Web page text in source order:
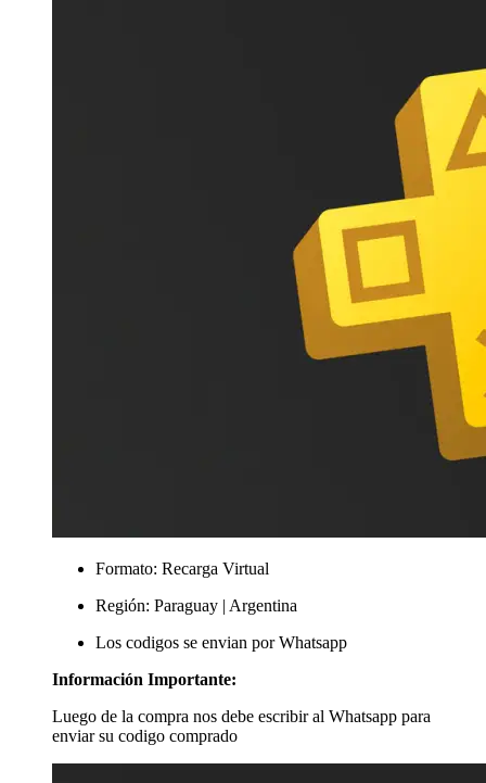
Formato: Recarga Virtual
Región: Paraguay | Argentina
Los codigos se envian por Whatsapp
Información Importante:
Luego de la compra nos debe escribir al Whatsapp para
enviar su codigo comprado